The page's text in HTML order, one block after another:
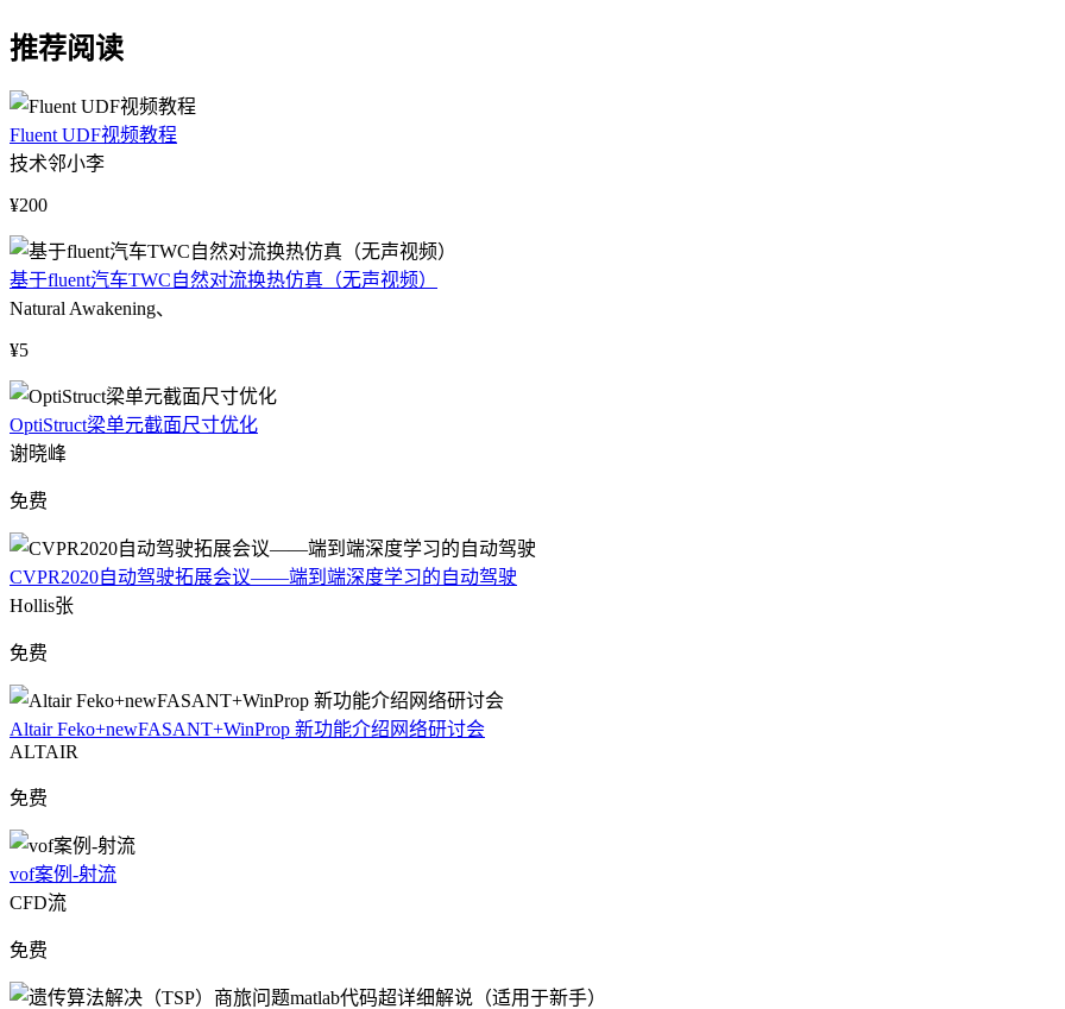
推荐阅读
Fluent UDF视频教程
技术邻小李
¥200
基于fluent汽车TWC自然对流换热仿真（无声视频）
Natural Awakening、
¥5
OptiStruct梁单元截面尺寸优化
谢晓峰
免费
CVPR2020自动驾驶拓展会议——端到端深度学习的自动驾驶
Hollis张
免费
Altair Feko+newFASANT+WinProp 新功能介绍网络研讨会
ALTAIR
免费
vof案例-射流
CFD流
免费